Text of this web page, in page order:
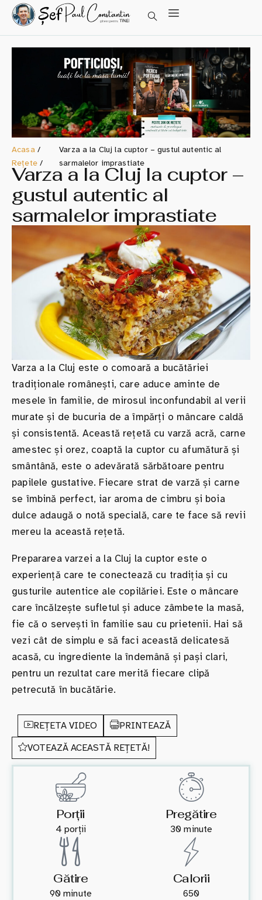
Acasa/
Rețete/
Varza a la Cluj la cuptor – gustul autentic al
sarmalelor imprastiate
Varza a la Cluj la cuptor –
gustul autentic al
sarmalelor imprastiate
Varza a la Cluj este o comoară a bucătăriei
tradiționale românești, care aduce aminte de
mesele în familie, de mirosul inconfundabil al verii
murate și de bucuria de a împărți o mâncare caldă
și consistentă. Această rețetă cu varză acră, carne
amestec și orez, coaptă la cuptor cu afumătură și
smântână, este o adevărată sărbătoare pentru
papilele gustative. Fiecare strat de varză și carne
se îmbină perfect, iar aroma de cimbru și boia
dulce adaugă o notă specială, care te face să revii
mereu la această rețetă.
Prepararea varzei a la Cluj la cuptor este o
experiență care te conectează cu tradiția și cu
gusturile autentice ale copilăriei. Este o mâncare
care încălzește sufletul și aduce zâmbete la masă,
fie că o servești în familie sau cu prietenii. Hai să
vezi cât de simplu e să faci această delicatesă
acasă, cu ingrediente la îndemână și pași clari,
pentru un rezultat care merită fiecare clipă
petrecută în bucătărie.
REȚETA VIDEO
PRINTEAZĂ
VOTEAZĂ ACEASTĂ REȚETĂ!
Porții
4 porții
Pregătire
30 minute
Gătire
90 minute
Calorii
650